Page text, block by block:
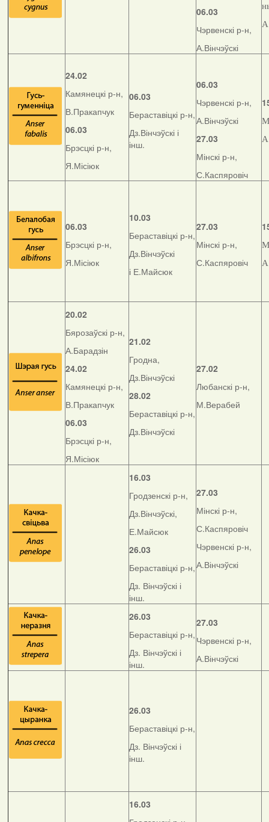
06.03
Чэрвенскі р-н,
А.Вінчэўскі
24.02
Камянецкі р-н,
В.Пракапчук
06.03
Брэсцкі р-н,
Я.Місіюк
06.03
Бераставіцкі р-н,
Дз.Вінчэўскі і
інш.
06.03
Чэрвенскі р-н,
А.Вінчэўскі
27.03
Мінскі р-н,
С.Каспяровіч
06.03
Брэсцкі р-н,
Я.Місіюк
10.03
Бераставіцкі р-н,
Дз.Вінчэўскі
і Е.Майсюк
27.03
Мінскі р-н,
С.Каспяровіч
20.02
Бярозаўскі р-н,
А.Барадзін
24.02
Камянецкі р-н,
В.Пракапчук
06.03
Брэсцкі р-н,
Я.Місіюк
21.02
Гродна,
Дз.Вінчэўскі
28.02
Бераставіцкі р-н,
Дз.Вінчэўскі
27.02
Любанскі р-н,
М.Верабей
16.03
Гродзенскі р-н,
Дз.Вінчэўскі,
Е.Майсюк
26.03
Бераставіцкі р-н,
Дз. Вінчэўскі і
інш.
27.03
Мінскі р-н,
С.Каспяровіч
Чэрвенскі р-н,
А.Вінчэўскі
26.03
Бераставіцкі р-н,
Дз. Вінчэўскі і
інш.
27.03
Чэрвенскі р-н,
А.Вінчэўскі
26.03
Бераставіцкі р-н,
Дз. Вінчэўскі і
інш.
16.03